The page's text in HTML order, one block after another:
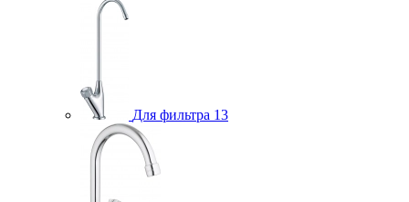
Для фильтра 13